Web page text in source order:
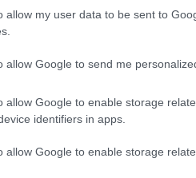
allow my user data to be sent to
allow Google to send me
allow Google to enable storage
identifiers in apps.
allow Google to enable storage